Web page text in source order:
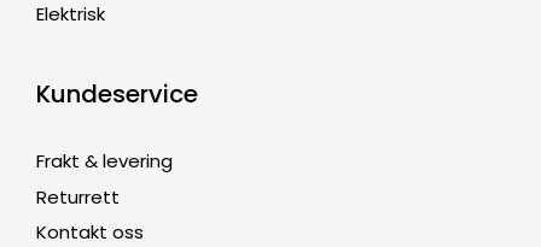
Elektrisk
Kundeservice
Frakt & levering
Returrett
Kontakt oss